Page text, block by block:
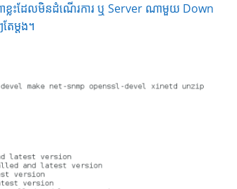
លះដែលមិនដំណើរការ ឬ Server ណាមួយ Down
ែម្តង។